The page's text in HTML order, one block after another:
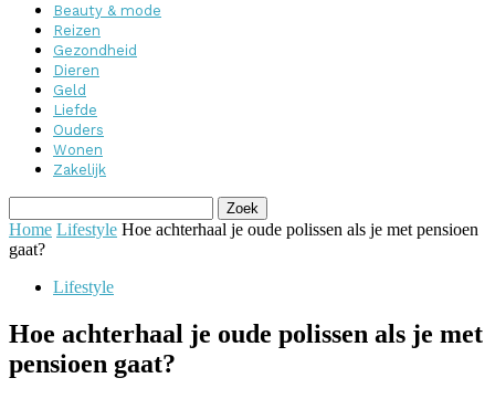
Beauty & mode
Reizen
Gezondheid
Dieren
Geld
Liefde
Ouders
Wonen
Zakelijk
Home Lifestyle Hoe achterhaal je oude polissen als je met pensioen
gaat?
Lifestyle
Hoe achterhaal je oude polissen als je met
pensioen gaat?